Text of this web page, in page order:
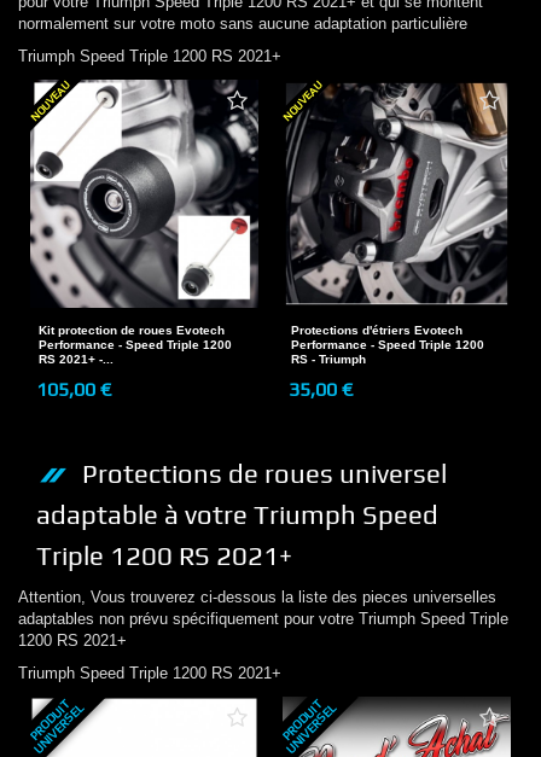
normalement sur votre moto sans aucune adaptation particulière
Triumph Speed Triple 1200 RS 2021+
NOUVEAU
Kit protection de roues Evotech
Performance - Speed Triple 1200
RS 2021+ -...
105,00 €
NOUVEAU
Protections d'étriers Evotech
Performance - Speed Triple 1200
RS - Triumph
35,00 €
Protections de roues universel
adaptable à votre Triumph Speed
Triple 1200 RS 2021+
Attention, Vous trouverez ci-dessous la liste des pieces universelles
adaptables non prévu spécifiquement pour votre Triumph Speed Triple
1200 RS 2021+
Triumph Speed Triple 1200 RS 2021+
P
R
O
D
U
I
T
U
N
I
V
E
R
S
E
L P
R
O
D
U
I
T
U
N
I
V
E
R
S
E
L